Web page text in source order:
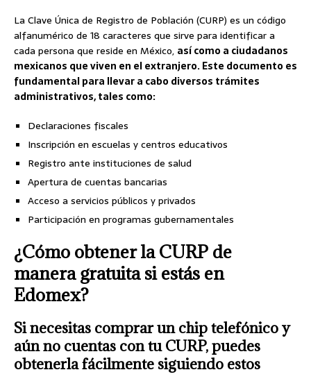
La Clave Única de Registro de Población (CURP) es un código
alfanumérico de 18 caracteres que sirve para identificar a
cada persona que reside en México, así como a ciudadanos
mexicanos que viven en el extranjero. Este documento es
fundamental para llevar a cabo diversos trámites
administrativos, tales como:
Declaraciones fiscales
Inscripción en escuelas y centros educativos
Registro ante instituciones de salud
Apertura de cuentas bancarias
Acceso a servicios públicos y privados
Participación en programas gubernamentales
¿Cómo obtener la CURP de
manera gratuita si estás en
Edomex?
Si necesitas comprar un chip telefónico y
aún no cuentas con tu CURP, puedes
obtenerla fácilmente siguiendo estos